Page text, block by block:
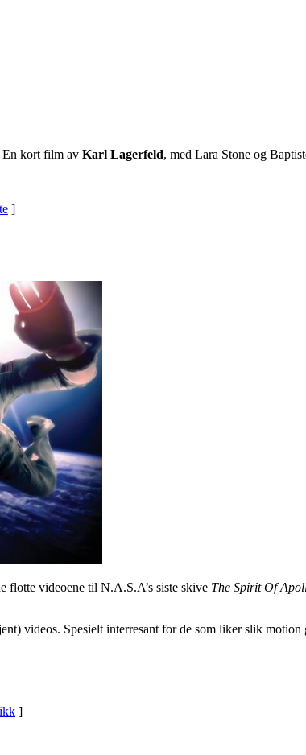
En kort film av Karl Lagerfeld, med Lara Stone og
]
flotte videoene til N.A.S.A’s siste skive The Spirit Of
videos. Spesielt interresant for de som liker slik motion
]